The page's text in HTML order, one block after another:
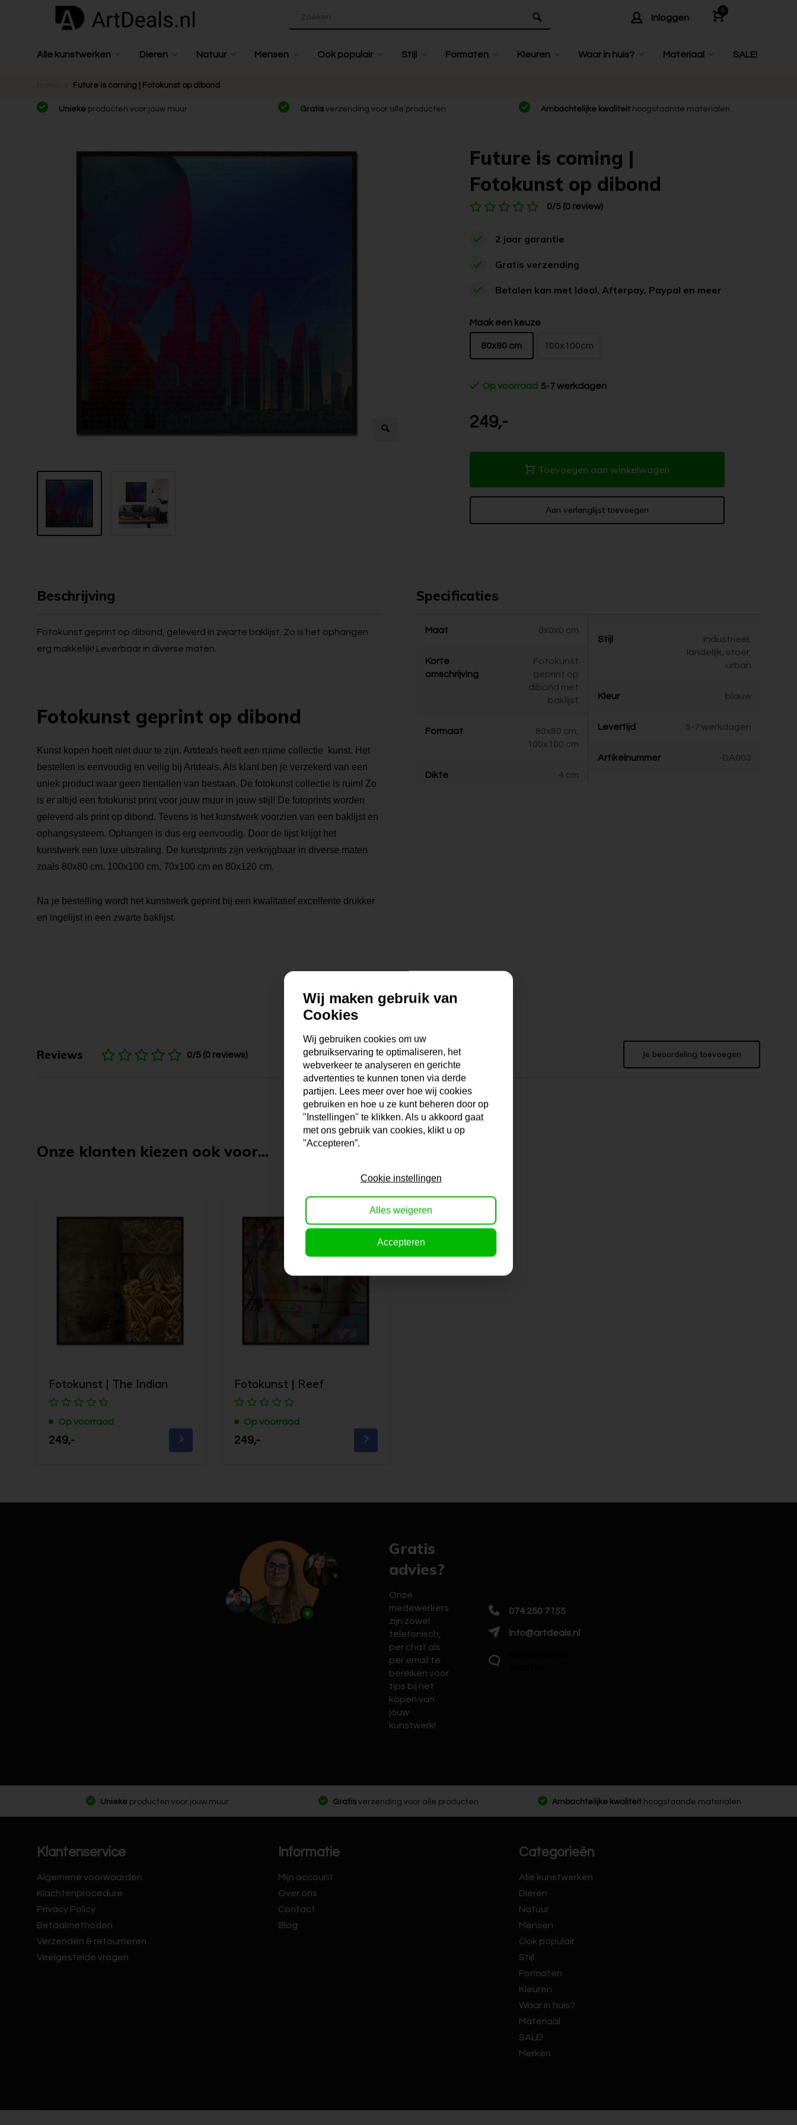
Inloggen
0
Alle kunstwerken Dieren Natuur Mensen Ook populair Stijl Formaten Kleuren Waar in huis? Materiaal SALE!
Future is coming | Fotokunst op dibond
Unieke producten voor jouw muur Gratisverzending voor alle producten Ambachtelijke kwaliteit hoogstaande materialen
Future is coming |
Fotokunst op dibond
0/5 (0 review)
2 jaar garantie
Gratis verzending
Betalen kan met Ideal, Afterpay, Paypal en meer
Maak een keuze
80x80 cm 100x100cm
Op voorraad 5-7 werkdagen
249,-
Toevoegen aan winkelwagen
Aan verlanglijst toevoegen
Beschrijving
Fotokunst geprint op dibond, geleverd in zwarte baklijst. Zo is het ophangen
erg makkelijk! Leverbaar in diverse maten.
Fotokunst geprint op dibond
Kunst kopen hoeft niet duur te zijn. Artdeals heeft een ruime collectie kunst. Het
bestellen is eenvoudig en veilig bij Artdeals. Als klant ben je verzekerd van een
uniek product waar geen tientallen van bestaan. De fotokunst collectie is ruim! Zo
is er altijd een fotokunst print voor jouw muur in jouw stijl! De fotoprints worden
geleverd als print op dibond. Tevens is het kunstwerk voorzien van een baklijst en
ophangsysteem. Ophangen is dus erg eenvoudig. Door de lijst krijgt het
kunstwerk een luxe uitstraling. De kunstprints zijn verkrijgbaar in diverse maten
zoals 80x80 cm, 100x100 cm, 70x100 cm en 80x120 cm.
Na je bestelling wordt het kunstwerk geprint bij een kwalitatief excellente drukker
en ingelijst in een zwarte baklijst.
Specificaties
Maat 0x0x0 cm
Korte
omschrijving
Fotokunst
geprint op
dibond met
baklijst
Formaat
80x80 cm,
100x100 cm
Dikte 4 cm
Stijl
Industrieel,
landelijk, stoer,
urban
Kleur blauw
Levertijd 5-7 werkdagen
Artikelnummer DA003
Reviews 0/5 (0 reviews) Je beoordeling toevoegen
Onze klanten kiezen ook voor...
Fotokunst | The Indian
Op voorraad
249,-
Fotokunst | Reef
Op voorraad
249,-
Gratis
advies?
Onze
medewerkers
zijn zowel
telefonisch,
per chat als
per email te
bereiken voor
tips bij het
kopen van
jouw
kunstwerk!
074 250 7155
info@artdeals.nl
Unieke producten voor jouw muur Gratis verzending voor alle producten Ambachtelijke kwaliteit hoogstaande materialen
Klantenservice
Algemene voorwaarden
Klachtenprocedure
Privacy Policy
Betaalmethoden
Verzenden & retourneren
Veelgestelde vragen
Informatie
Mijn account
Over ons
Contact
Blog
Categorieën
Alle kunstwerken
Dieren
Natuur
Mensen
Ook populair
Stijl
Formaten
Kleuren
Waar in huis?
Materiaal
SALE!
Merken
Wij maken gebruik van
Cookies
Wij gebruiken cookies om uw
gebruikservaring te optimaliseren, het
webverkeer te analyseren en gerichte
advertenties te kunnen tonen via derde
partijen. Lees meer over hoe wij cookies
gebruiken en hoe u ze kunt beheren door op
"Instellingen" te klikken. Als u akkoord gaat
met ons gebruik van cookies, klikt u op
"Accepteren”.
Cookie instellingen
Alles weigeren
Accepteren